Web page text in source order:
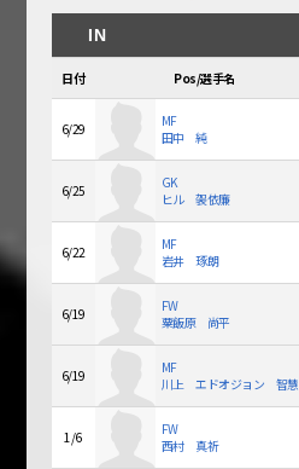
IN
日付 Pos/選手名
6/29
MF
田中 純
6/25
GK
ヒル 袈依廉
6/22
MF
岩井 琢朗
6/19
FW
粟飯原 尚平
6/19
MF
川上 エドオジョン 智慧
1/6
FW
西村 真祈